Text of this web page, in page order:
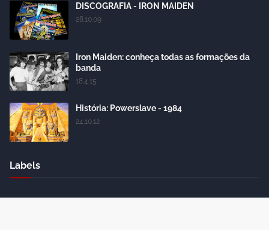
DISCOGRAFIA - IRON MAIDEN
28.10.09
Iron Maiden: conheça todas as formações da
banda
18.4.15
História: Powerslave - 1984
24.10.12
Labels